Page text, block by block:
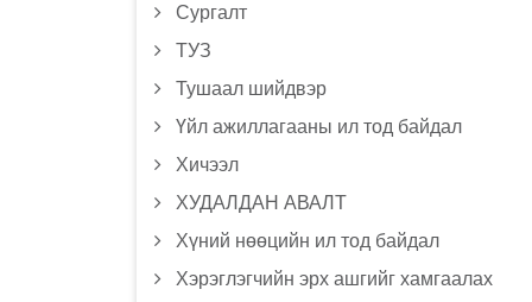
Сургалт
ТУЗ
Тушаал шийдвэр
Үйл ажиллагааны ил тод байдал
Хичээл
ХУДАЛДАН АВАЛТ
Хүний нөөцийн ил тод байдал
Хэрэглэгчийн эрх ашгийг хамгаалах